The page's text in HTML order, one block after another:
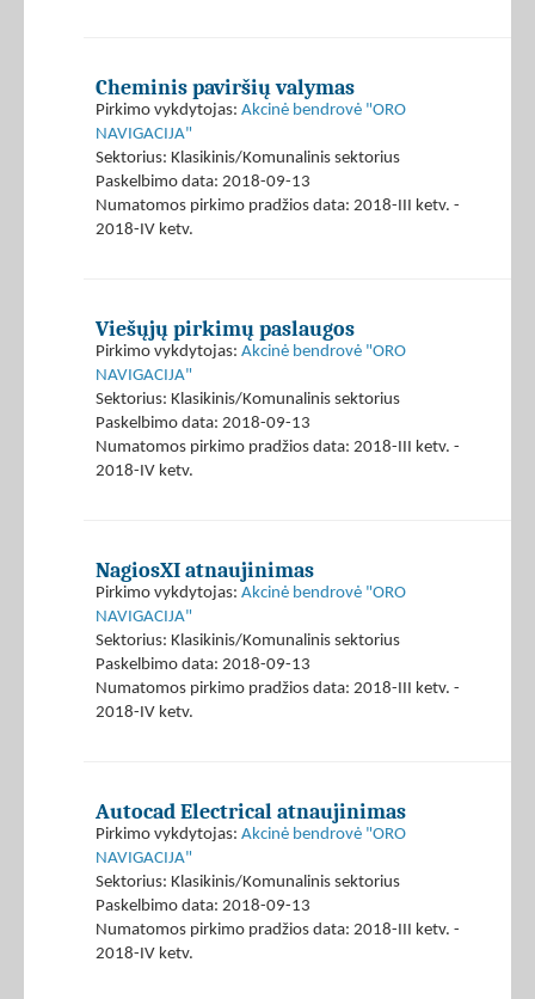
Cheminis paviršių valymas
Pirkimo vykdytojas: Akcinė bendrovė "ORO
NAVIGACIJA"
Sektorius: Klasikinis/Komunalinis sektorius
Paskelbimo data: 2018-09-13
Numatomos pirkimo pradžios data: 2018-III ketv. -
2018-IV ketv.
Viešųjų pirkimų paslaugos
Pirkimo vykdytojas: Akcinė bendrovė "ORO
NAVIGACIJA"
Sektorius: Klasikinis/Komunalinis sektorius
Paskelbimo data: 2018-09-13
Numatomos pirkimo pradžios data: 2018-III ketv. -
2018-IV ketv.
NagiosXI atnaujinimas
Pirkimo vykdytojas: Akcinė bendrovė "ORO
NAVIGACIJA"
Sektorius: Klasikinis/Komunalinis sektorius
Paskelbimo data: 2018-09-13
Numatomos pirkimo pradžios data: 2018-III ketv. -
2018-IV ketv.
Autocad Electrical atnaujinimas
Pirkimo vykdytojas: Akcinė bendrovė "ORO
NAVIGACIJA"
Sektorius: Klasikinis/Komunalinis sektorius
Paskelbimo data: 2018-09-13
Numatomos pirkimo pradžios data: 2018-III ketv. -
2018-IV ketv.